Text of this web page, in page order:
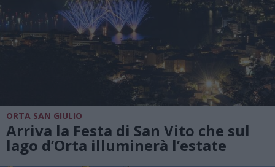
ORTA SAN GIULIO
Arriva la Festa di San Vito che sul
lago d’Orta illuminerà l’estate